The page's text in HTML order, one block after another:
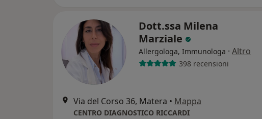
Dott.ssa Milena
Marziale
Allergologa, Immunologa · Altro
398 recensioni
Via del Corso 36, Matera • Mappa
CENTRO DIAGNOSTICO RICCARDI